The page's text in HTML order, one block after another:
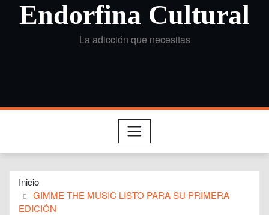
Endorfina Cultural
La adicción que necesitas
Inicio
GIMME THE MUSIC LISTO PARA SU PRIMERA
EDICIÓN